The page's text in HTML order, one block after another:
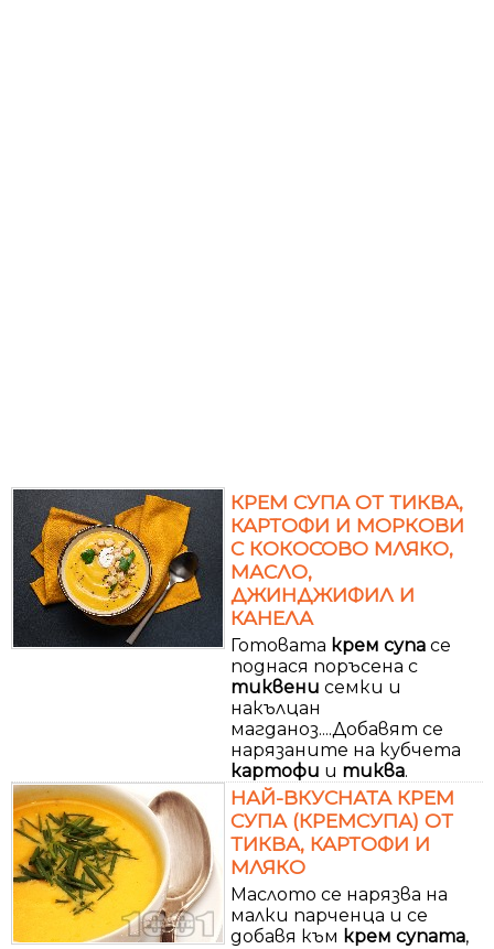
КРЕМ СУПА ОТ ТИКВА,
КАРТОФИ И МОРКОВИ
С КОКОСОВО МЛЯКО,
МАСЛО,
ДЖИНДЖИФИЛ И
КАНЕЛА
Готовата крем супа се
поднася поръсена с
тиквени семки и
накълцан
магданоз....Добавят се
нарязаните на кубчета
картофи и тиква.
НАЙ-ВКУСНАТА КРЕМ
СУПА (КРЕМСУПА) ОТ
ТИКВА, КАРТОФИ И
МЛЯКО
Маслото се нарязва на
малки парченца и се
добавя към крем супата,